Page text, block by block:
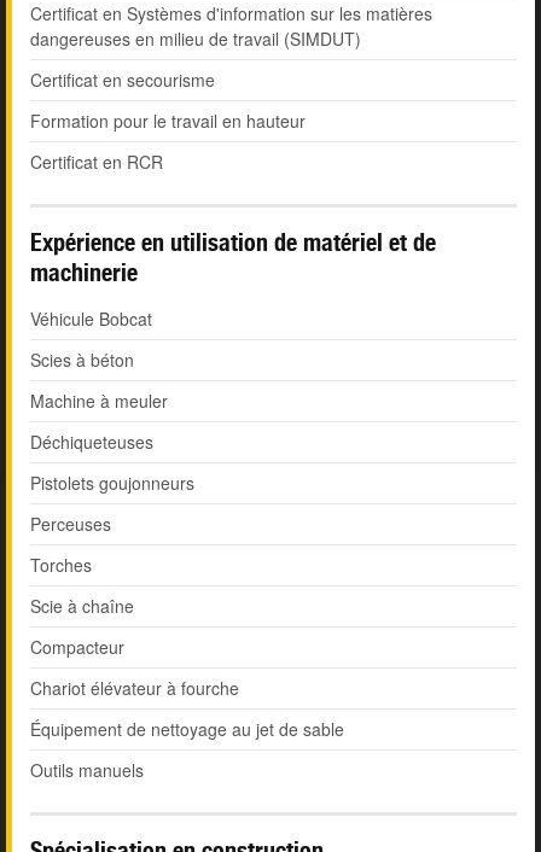
Certificat en Systèmes d'information sur les matières
dangereuses en milieu de travail (SIMDUT)
Certificat en secourisme
Formation pour le travail en hauteur
Certificat en RCR
Expérience en utilisation de matériel et de
machinerie
Véhicule Bobcat
Scies à béton
Machine à meuler
Déchiqueteuses
Pistolets goujonneurs
Perceuses
Torches
Scie à chaîne
Compacteur
Chariot élévateur à fourche
Équipement de nettoyage au jet de sable
Outils manuels